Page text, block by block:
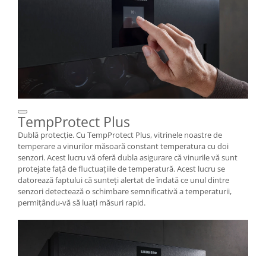
TempProtect Plus
Dublă protecție. Cu TempProtect Plus, vitrinele noastre de
temperare a vinurilor măsoară constant temperatura cu doi
senzori. Acest lucru vă oferă dubla asigurare că vinurile vă sunt
protejate față de fluctuațiile de temperatură. Acest lucru se
datorează faptului că sunteţi alertat de îndată ce unul dintre
senzori detectează o schimbare semnificativă a temperaturii,
permiţându-vă să luaţi măsuri rapid.